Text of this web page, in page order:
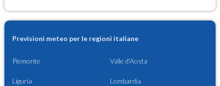
Previsioni meteo per le regioni italiane
Piemonte Valle d'Aosta
Liguria Lombardia